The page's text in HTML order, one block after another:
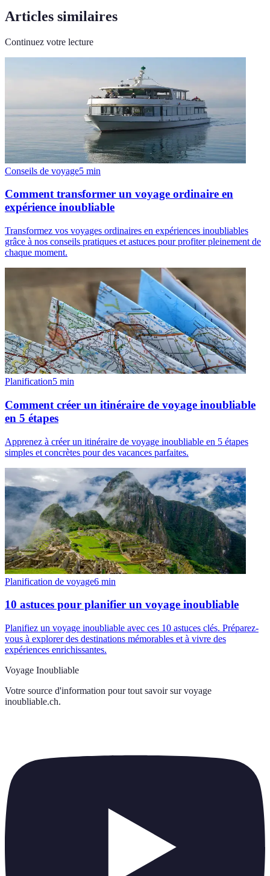
Articles similaires
Continuez votre lecture
Conseils de voyage5 min
Comment transformer un voyage ordinaire en
expérience inoubliable
Transformez vos voyages ordinaires en expériences inoubliables
grâce à nos conseils pratiques et astuces pour profiter pleinement de
chaque moment.
Planification5 min
Comment créer un itinéraire de voyage inoubliable
en 5 étapes
Apprenez à créer un itinéraire de voyage inoubliable en 5 étapes
simples et concrètes pour des vacances parfaites.
Planification de voyage6 min
10 astuces pour planifier un voyage inoubliable
Planifiez un voyage inoubliable avec ces 10 astuces clés. Préparez-
vous à explorer des destinations mémorables et à vivre des
expériences enrichissantes.
Voyage Inoubliable
Votre source d'information pour tout savoir sur voyage
inoubliable.ch.